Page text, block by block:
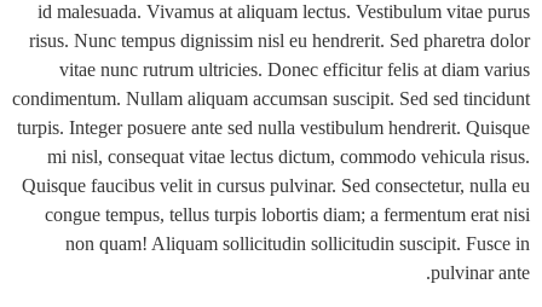
id malesuada. Vivamus at aliquam lectus. Vestibulum
risus. Nunc tempus dignissim nisl eu hendrerit. Sed
vitae nunc rutrum ultricies. Donec efficitur felis at
condimentum. Nullam aliquam accumsan suscipit. Sed sed
turpis. Integer posuere ante sed nulla vestibulum hendrerit.
mi nisl, consequat vitae lectus dictum, commodo
Quisque faucibus velit in cursus pulvinar. Sed consectetur,
congue tempus, tellus turpis lobortis diam; a fermentum
non quam! Aliquam sollicitudin sollicitudin suscipit.